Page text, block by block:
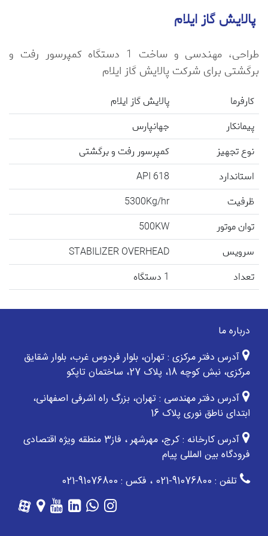
پالایش گاز ایلام
طراحی، مهندسی و ساخت 1 دستگاه کمپرسور رفت و
برگشتی برای شرکت پالایش گاز ایلام
کارفرما
پالایش گاز ایلام
پیمانکار
جهانپارس
نوع تجهیز
کمپرسور رفت و برگشتی
استاندارد
API 618
ظرفیت
5300Kg/hr
توان موتور
500KW
سرویس
STABILIZER OVERHEAD
تعداد
1 دستگاه
درباره ما
آدرس دفتر مرکزی : تهران، بلوار فردوس غرب، بلوار شقایق
مرکزی، نبش کوچه 18، پلاک 27، ساختمان تاپکو
آدرس دفتر مهندسی : تهران، بزرگ راه اشرفی اصفهانی،
ابتدای ناطق نوری پلاک 16
آدرس کارخانه : کرج، مهرشهر ، فاز3 منطقه ویژه اقتصادی
فرودگاه بین المللی پیام
تلفن : 91076800-021 ، فکس : 91076800-021